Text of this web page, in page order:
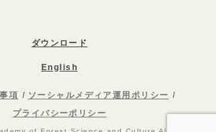
ダウンロード
English
項
ソーシャルメディア運用ポリシー
プライバシーポリシー